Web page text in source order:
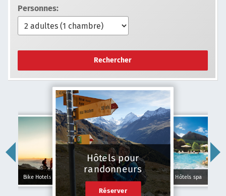
Personnes:
Rechercher
Bike Hotels
Hôtels pour
randonneurs
Réserver
Hôtels spa